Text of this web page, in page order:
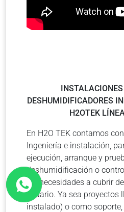
DESHUMIDIFICADORES
H2OTEK
En H2O TEK contamos
Ingeniería e instalación,
ejecución, arranque y
deshumidificación o
las necesidades a cubrir
usuario. Ya sea proyectos
instalado) o como